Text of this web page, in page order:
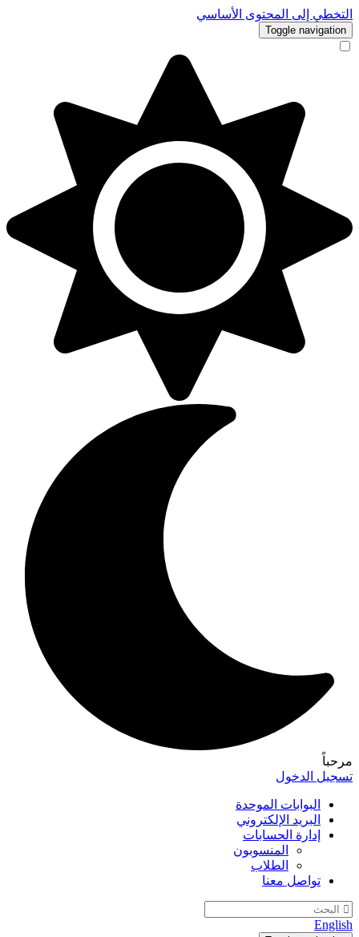
التخطي إلى المحتوى الأساسي
Toggle navigation
مرحباً
تسجيل الدخول
البوابات الموحدة
البريد الإلكتروني
إدارة الحسابات
المنسوبون
الطلاب
تواصل معنا
English